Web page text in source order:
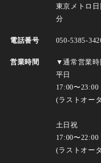
東京メトロ
分
電話番号 050-5385-
営業時間
▼通常営業時
平日
17:00〜23:00
(ラストオー
土日祝
17:00〜22:00
(ラストオー